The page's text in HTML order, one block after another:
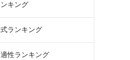
キング
ランキング
性ランキング